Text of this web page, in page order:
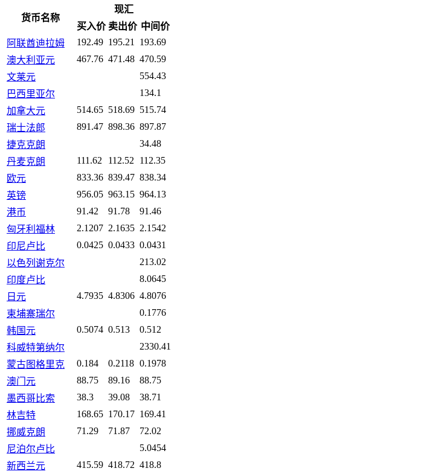
货币名称
现汇
买入价 卖出价 中间价
阿联酋迪拉姆
192.49 195.21
193.69
澳大利亚元
467.76 471.48 470.59
文莱元
554.43
巴西里亚尔
134.1
加拿大元
514.65 518.69 515.74
瑞士法郎
891.47 898.36 897.87
捷克克朗
34.48
丹麦克朗
111.62 112.52
112.35
欧元
833.36 839.47 838.34
英镑
956.05 963.15 964.13
港币
91.42 91.78
91.46
匈牙利福林
2.1207 2.1635 2.1542
印尼卢比
0.0425 0.0433 0.0431
以色列谢克尔
213.02
印度卢比
8.0645
日元
4.7935 4.8306 4.8076
柬埔寨瑞尔
0.1776
韩国元
0.5074 0.513
0.512
科威特第纳尔
2330.41
蒙古图格里克
0.184 0.2118 0.1978
澳门元
88.75 89.16
88.75
墨西哥比索
38.3 39.08
38.71
林吉特
168.65 170.17 169.41
挪威克朗
71.29 71.87
72.02
尼泊尔卢比
5.0454
新西兰元
415.59 418.72 418.8